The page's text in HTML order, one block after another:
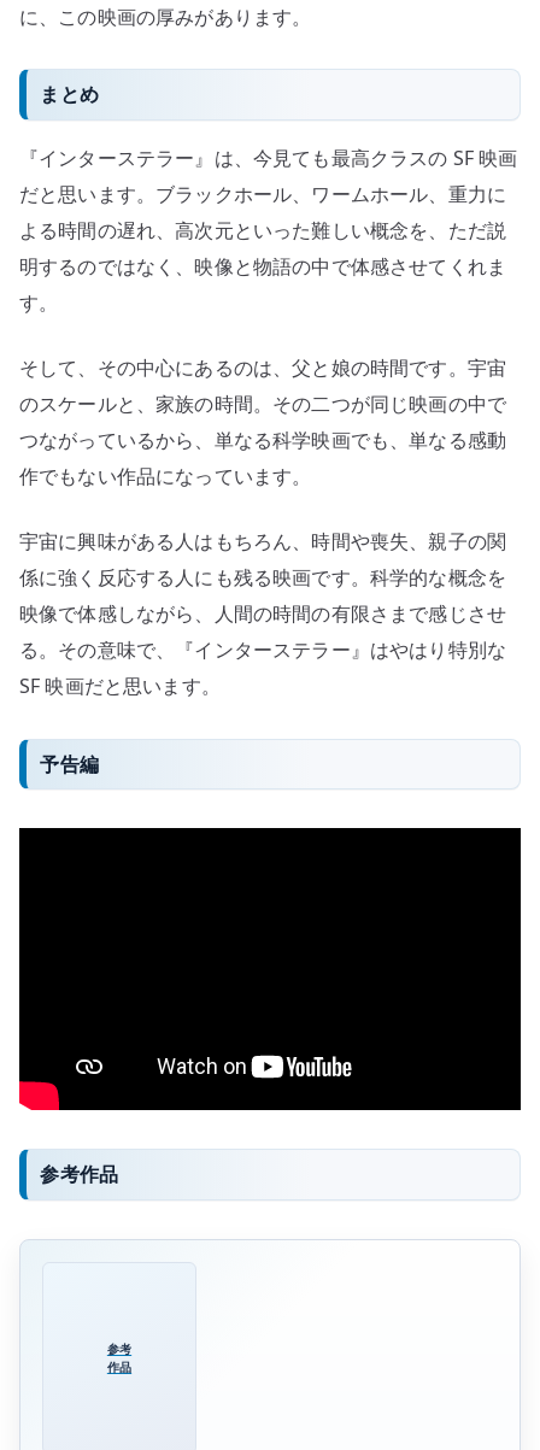
に、この映画の厚みがあります。
まとめ
『インターステラー』は、今見ても最高クラスの SF 映画
だと思います。ブラックホール、ワームホール、重力に
よる時間の遅れ、高次元といった難しい概念を、ただ説
明するのではなく、映像と物語の中で体感させてくれま
す。
そして、その中心にあるのは、父と娘の時間です。宇宙
のスケールと、家族の時間。その二つが同じ映画の中で
つながっているから、単なる科学映画でも、単なる感動
作でもない作品になっています。
宇宙に興味がある人はもちろん、時間や喪失、親子の関
係に強く反応する人にも残る映画です。科学的な概念を
映像で体感しながら、人間の時間の有限さまで感じさせ
る。その意味で、『インターステラー』はやはり特別な
SF 映画だと思います。
予告編
参考作品
参考
作品